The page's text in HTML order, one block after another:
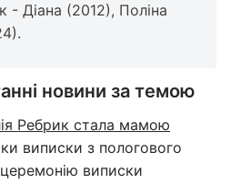
- Діана (2012), Поліна
новини за темою
Ребрик стала мамою
виписки з пологового
виписки